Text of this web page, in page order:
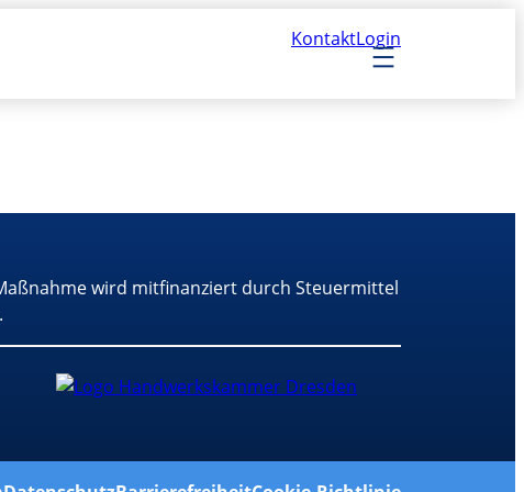
KontaktLogin
wird mitfinanziert durch Steuermittel